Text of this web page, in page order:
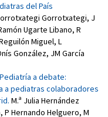
del País
Gorrotxategi, J
Ugarte Libano, R
Miguel, L
González, JM García
a debate:
a pediatras colaboradores
M.ª Julia Hernández
, P Hernando Helguero, M